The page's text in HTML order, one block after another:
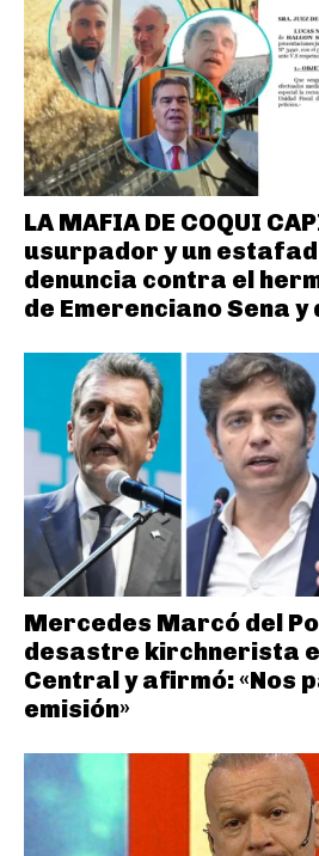
LA MAFIA DE COQUI
usurpador y un
denuncia contra el
de Emerenciano Sena y
Mercedes Marcó del
desastre kirchnerista
Central y afirmó: «Nos
emisión»